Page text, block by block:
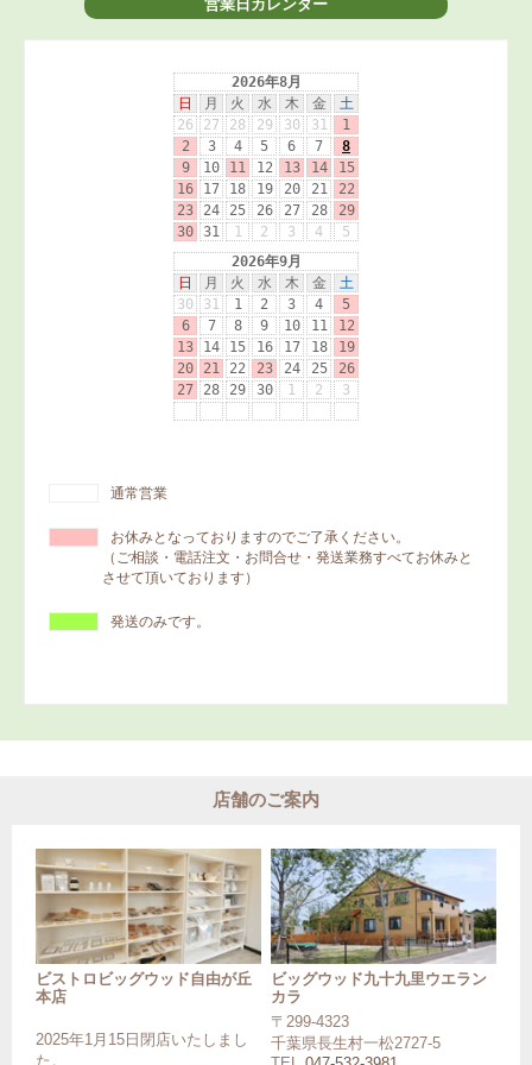
営業日カレンダー
通常営業
お休みとなっておりますのでご了承ください。
（ご相談・電話注文・お問合せ・発送業務すべてお休みと
させて頂いております）
発送のみです。
店舗のご案内
ビストロビッグウッド自由が丘
本店
2025年1月15日閉店いたしまし
た。
ビッグウッド九十九里ウエラン
カラ
〒299-4323
千葉県長生村一松2727-5